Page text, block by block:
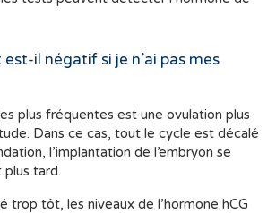
il négatif si je n’ai pas mes
plus fréquentes est une ovulation plus
Dans ce cas, tout le cycle est décalé
l’implantation de l’embryon se
tard.
trop tôt, les niveaux de l’hormone hCG